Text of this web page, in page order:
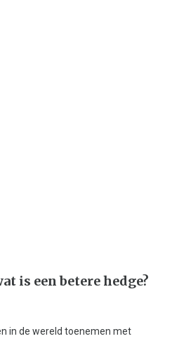
is een betere hedge?
in de wereld toenemen met